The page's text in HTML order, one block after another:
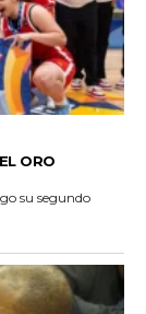
ORO
su segundo